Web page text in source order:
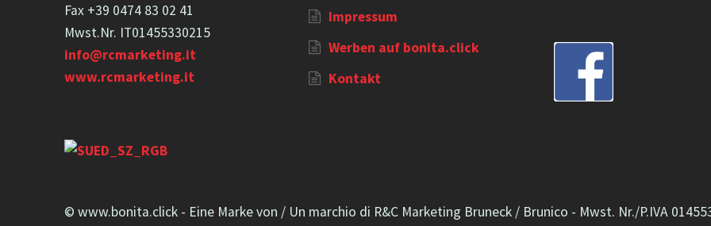
Fax +39 0474 83 02 41
Mwst.Nr. IT01455330215
info@rcmarketing.it
www.rcmarketing.it
Impressum
Werben auf bonita.click
Kontakt
© www.bonita.click - Eine Marke von / Un marchio di R&C Marketing Bruneck / Brunico - Mwst. Nr./P.IVA